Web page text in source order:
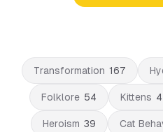
Transformation 167
Folklore 54 Kittens
Heroism 39 Cat